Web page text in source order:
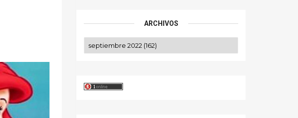
ARCHIVOS